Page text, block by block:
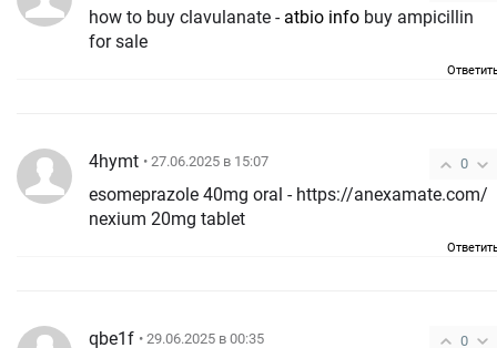
how to buy clavulanate - atbio info buy ampicillin
for sale
0
4hymt • 27.06.2025 в 15:07
esomeprazole 40mg oral - https://anexamate.com/
nexium 20mg tablet
0
qbe1f • 29.06.2025 в 00:35